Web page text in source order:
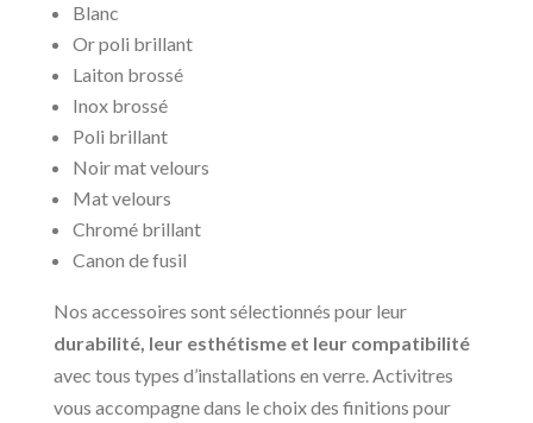
Blanc
Or poli brillant
Laiton brossé
Inox brossé
Poli brillant
Noir mat velours
Mat velours
Chromé brillant
Canon de fusil
Nos accessoires sont sélectionnés pour leur
durabilité, leur esthétisme et leur compatibilité
avec tous types d’installations en verre. Activitres
vous accompagne dans le choix des finitions pour